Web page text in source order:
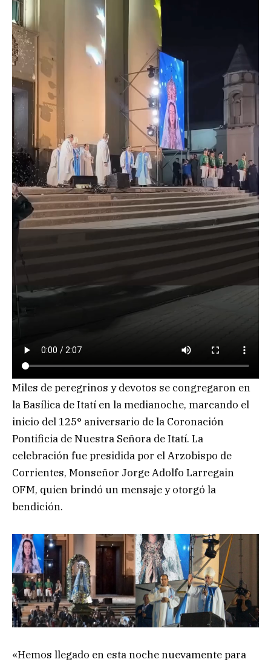
Miles de peregrinos y devotos se congregaron en
la Basílica de Itatí en la medianoche, marcando el
inicio del 125° aniversario de la Coronación
Pontificia de Nuestra Señora de Itatí. La
celebración fue presidida por el Arzobispo de
Corrientes, Monseñor Jorge Adolfo Larregain
OFM, quien brindó un mensaje y otorgó la
bendición.
«Hemos llegado en esta noche nuevamente para